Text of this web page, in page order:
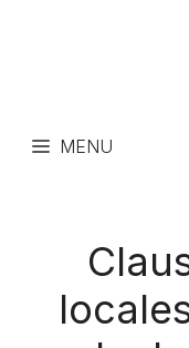
MENU